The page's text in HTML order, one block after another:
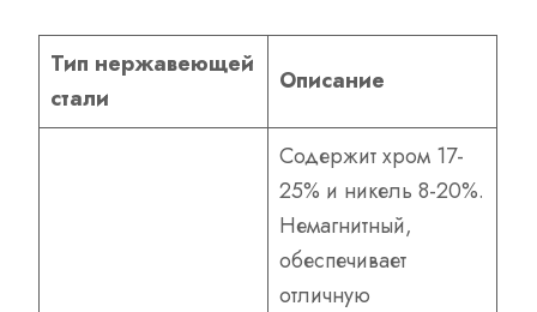
Тип нержавеющей
стали
Описание
Содержит хром 17-
25% и никель 8-20%.
Немагнитный,
обеспечивает
отличную